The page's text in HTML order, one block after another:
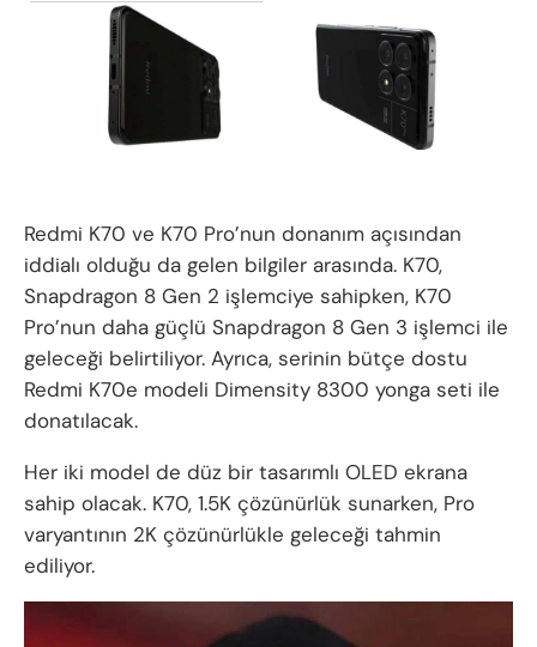
Redmi K70 ve K70 Pro’nun donanım açısından
iddialı olduğu da gelen bilgiler arasında. K70,
Snapdragon 8 Gen 2 işlemciye sahipken, K70
Pro’nun daha güçlü Snapdragon 8 Gen 3 işlemci ile
geleceği belirtiliyor. Ayrıca, serinin bütçe dostu
Redmi K70e modeli Dimensity 8300 yonga seti ile
donatılacak.
Her iki model de düz bir tasarımlı OLED ekrana
sahip olacak. K70, 1.5K çözünürlük sunarken, Pro
varyantının 2K çözünürlükle geleceği tahmin
ediliyor.